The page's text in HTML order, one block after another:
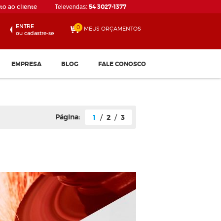
ao cliente Televendas: 54 3027-1377
ENTRE
ou cadastre-se
0 MEUS ORÇAMENTOS
Disco de Corte 115 x 1.0...
Confira
EMPRESA BLOG FALE CONOSCO
Página: 1 / 2 / 3